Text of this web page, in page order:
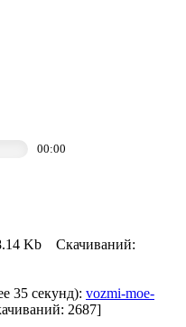
00:00
Kb Скачиваний:
35 секунд): vozmi-moe-
2687]